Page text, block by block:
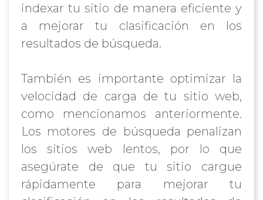
indexar tu sitio de manera eficiente y
a mejorar tu clasificación en los
resultados de búsqueda.
También es importante optimizar la
velocidad de carga de tu sitio web,
como mencionamos anteriormente.
Los motores de búsqueda penalizan
los sitios web lentos, por lo que
asegúrate de que tu sitio cargue
rápidamente para mejorar tu